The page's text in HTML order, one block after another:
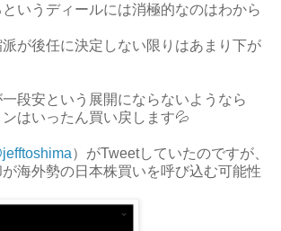
いうディールには消極的なのはわから
が後任に決定しない限りはあまり下が
段安という展開にならないようなら
はいったん買い戻します💦
）がTweetしていたのですが、
海外勢の日本株買いを呼び込む可能性